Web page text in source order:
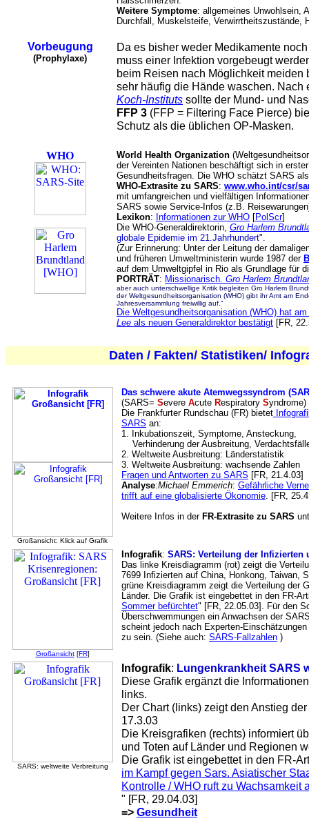
Weitere Symptome: allgemeines Unwohlsein,
Durchfall, Muskelsteife, Verwirrtheitszustände,
Vorbeugung
(Prophylaxe)
Da es bisher weder Medikamente
muss einer Infektion vorgebeugt
beim Reisen nach Möglichkeit meiden
sehr häufig die Hände waschen.
Koch-Instituts sollte der Mund- und
FFP 3 (FFP = Filtering Face Pierce)
Schutz als die üblichen OP-Masken.
WHO World Health Organization
der Vereinten Nationen beschäftigt sich in
Gesundheitsfragen. Die WHO schätzt SARS
WHO-Extrasite zu SARS: www.who.int/csr/
mit umfangreichen und vielfältigen
SARS sowie Service-Infos (z.B.
Lexikon: Informationen zur WHO [PolScr]
Die WHO-Generaldirektorin, Gro Harlem
globale Epidemie im 21.Jahrhundert".
(Zur Erinnerung: Unter der Leitung der
und früheren Umweltministerin wurde 1987 der
auf dem Umweltgipfel in Rio als Grundlage für
PORTRÄT: Missionarisch. Gro Harlem
aber auch unterschwellige Kritik begleiten Gro Harlem
der Weltgesundheitsorganisation (WHO) gibt ihr Amt am
Jahresversammlung freiwillig auf."
Die Weltgesundheitsorganisation (WHO) hat
Lee als neuen Generaldirektor bestätigt [FR,
Daten / Fakten/ Statistiken/
Großansicht: Klick auf Grafik
Das schwere akute Atemwegssyndrom
(SARS= Severe Acute Respiratory Syndrome)
Die Frankfurter Rundschau (FR) bietet
SARS an:
1. Inkubationszeit, Symptome, Ansteckung,
Verhinderung der Ausbreitung,
2. Weltweite Ausbreitung: Länderstatistik
3. Weltweite Ausbreitung: wachsende Zahlen
Fragen und Antworten zu SARS [FR, 21.4.03]
Analyse:Michael Emmerich: Gefährliche
trifft auf eine globalisierte Ökonomie. [FR,
Weitere Infos in der FR-Extrasite zu SARS
Großansicht[FR]
Infografik: SARS: Verteilung der Infizierten
Das linke Kreisdiagramm (rot) zeigt die
7699 Infizierten auf China, Honkong, Taiwan,
grüne Kreisdiagramm zeigt die Verteilung der
Länder. Die Grafik ist eingebettet in den FR-
Sommer befürchtet" [FR, 22.05.03]. Für den
Überschwemmungen ein Anwachsen der
scheint jedoch nach Experten-
zu sein. (Siehe auch: SARS-Fallzahlen )
SARS: weltweite Verbreitung
Infografik: Lungenkrankheit SARS
Diese Grafik ergänzt die
links.
Der Chart (links) zeigt den Anstieg
17.3.03
Die Kreisgrafiken (rechts) informiert
und Toten auf Länder und Regionen
Die Grafik ist eingebettet in den FR-
im Kampf gegen Sars. Asiatischer
Kontrolle / WHO ruft zu Wachsamkeit
" [FR, 29.04.03]
=> Gesundheit